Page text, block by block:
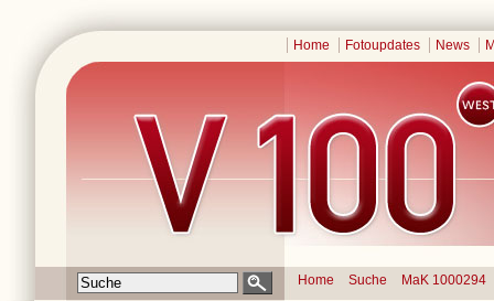
Home Fotoupdates News
Home Suche MaK 1000294